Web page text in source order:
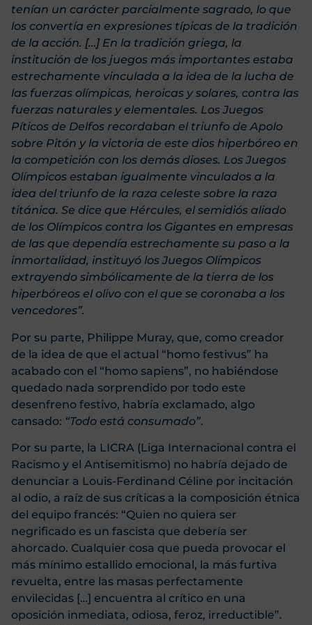
tenían un carácter parcialmente sagrado, lo que
los convertía en expresiones típicas de la tradición
de la acción. […] En la tradición griega, la
institución de los juegos más importantes estaba
estrechamente vinculada a la idea de la lucha de
las fuerzas olímpicas, heroicas y solares, contra las
fuerzas naturales y elementales. Los Juegos
Píticos de Delfos recordaban el triunfo de Apolo
sobre Pitón y la victoria de este dios hiperbóreo en
la competición con los demás dioses. Los Juegos
Olímpicos estaban igualmente vinculados a la
idea del triunfo de la raza celeste sobre la raza
titánica. Se dice que Hércules, el semidiós aliado
de los Olímpicos contra los Gigantes en empresas
de las que dependía estrechamente su paso a la
inmortalidad, instituyó los Juegos Olímpicos
extrayendo simbólicamente de la tierra de los
hiperbóreos el olivo con el que se coronaba a los
vencedores”.
Por su parte, Philippe Muray, que, como creador
de la idea de que el actual “homo festivus” ha
acabado con el “homo sapiens”, no habiéndose
quedado nada sorprendido por todo este
desenfreno festivo, habría exclamado, algo
cansado: “Todo está consumado”.
Por su parte, la LICRA (Liga Internacional contra el
Racismo y el Antisemitismo) no habría dejado de
denunciar a Louis-Ferdinand Céline por incitación
al odio, a raíz de sus críticas a la composición étnica
del equipo francés: “Quien no quiera ser
negrificado es un fascista que debería ser
ahorcado. Cualquier cosa que pueda provocar el
más mínimo estallido emocional, la más furtiva
revuelta, entre las masas perfectamente
envilecidas […] encuentra al crítico en una
oposición inmediata, odiosa, feroz, irreductible”.